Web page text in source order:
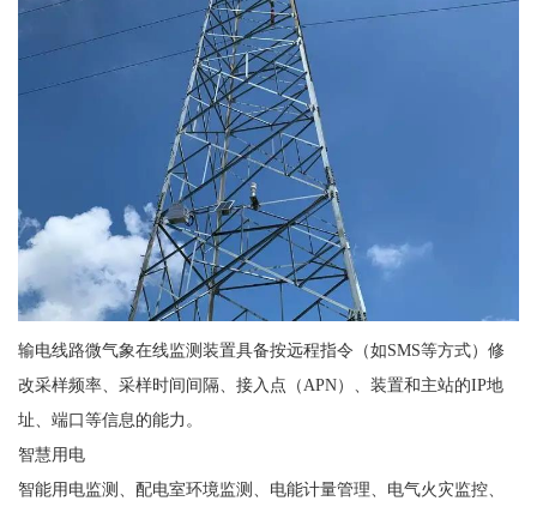
输电线路微气象在线监测装置具备按远程指令（如SMS等方式）修
改采样频率、采样时间间隔、接入点（APN）、装置和主站的IP地
址、端口等信息的能力。
智慧用电
智能用电监测、配电室环境监测、电能计量管理、电气火灾监控、